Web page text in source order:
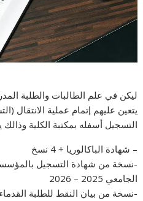
ليكن في علم الطالبات والطلبة
يتعين عليهم إتمام عملية الانتقال
التسجيل أسفله بمكتبة الكلية وذالك
– شهادة الباكالوريا + 4 نسخ
-نسخة من شهادة التسجيل
الجامعي 2025 – 2026
-نسخة من بيان النقط للطلبة القدماء